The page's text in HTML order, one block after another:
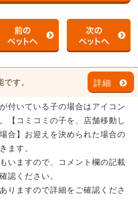
す。 詳細
付いている子の場合はアイコン
【コミコミの子を、店舗移動し
合】お迎えを決められた場合の
ます。
いますので、コメント欄の記載
認ください。
りますので詳細をご確認くださ